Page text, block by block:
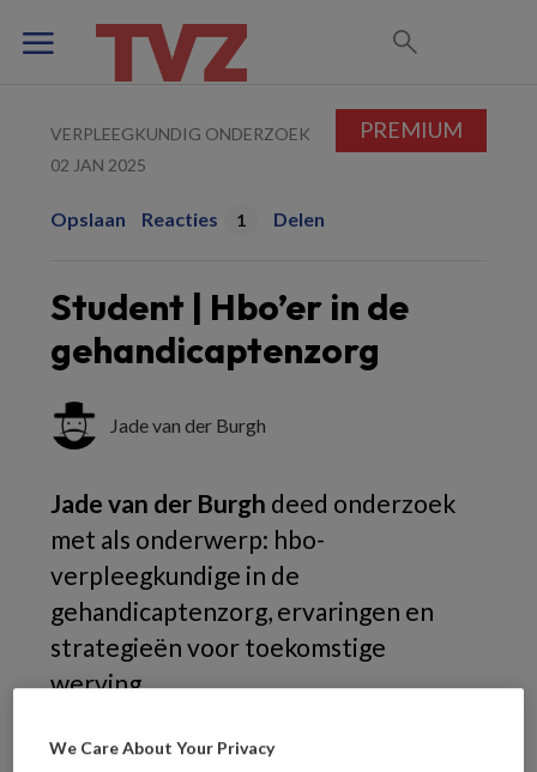
VERPLEEGKUNDIG ONDERZOEK
02 JAN 2025
Opslaan Reacties 1 Delen
Student | Hbo’er in de
gehandicaptenzorg
Jade van der Burgh
Jade van der Burgh deed onderzoek
met als onderwerp: hbo-
verpleegkundige in de
gehandicaptenzorg, ervaringen en
strategieën voor toekomstige
werving.
Praktijkprobleem
PREMIUM
We Care About Your Privacy